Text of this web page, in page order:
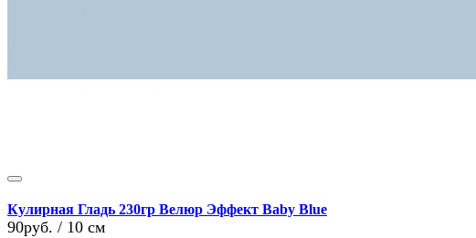
Кулирная Гладь 230гр Велюр Эффект Baby Blue
90руб. / 10 см